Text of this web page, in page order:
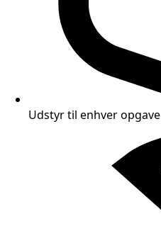
Udstyr til enhver opgave